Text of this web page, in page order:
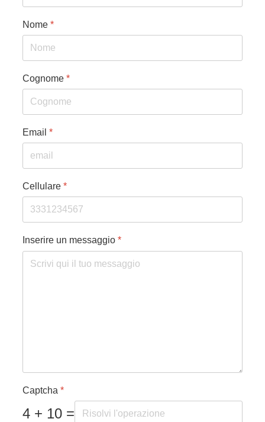
Nome *
Cognome *
Email *
Cellulare *
Inserire un messaggio *
Captcha *
4 + 10 =